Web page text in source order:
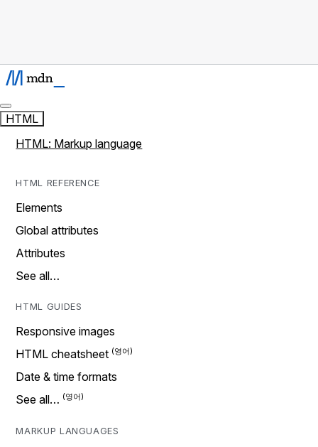
HTML
HTML: Markup language
HTML REFERENCE
Elements
Global attributes
Attributes
See all…
HTML GUIDES
Responsive images
HTML cheatsheet
Date & time formats
See all…
MARKUP LANGUAGES